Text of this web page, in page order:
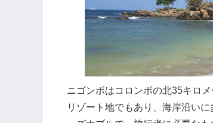
ニゴンボはコロンボの北35キロ
リゾート地でもあり、海岸沿い